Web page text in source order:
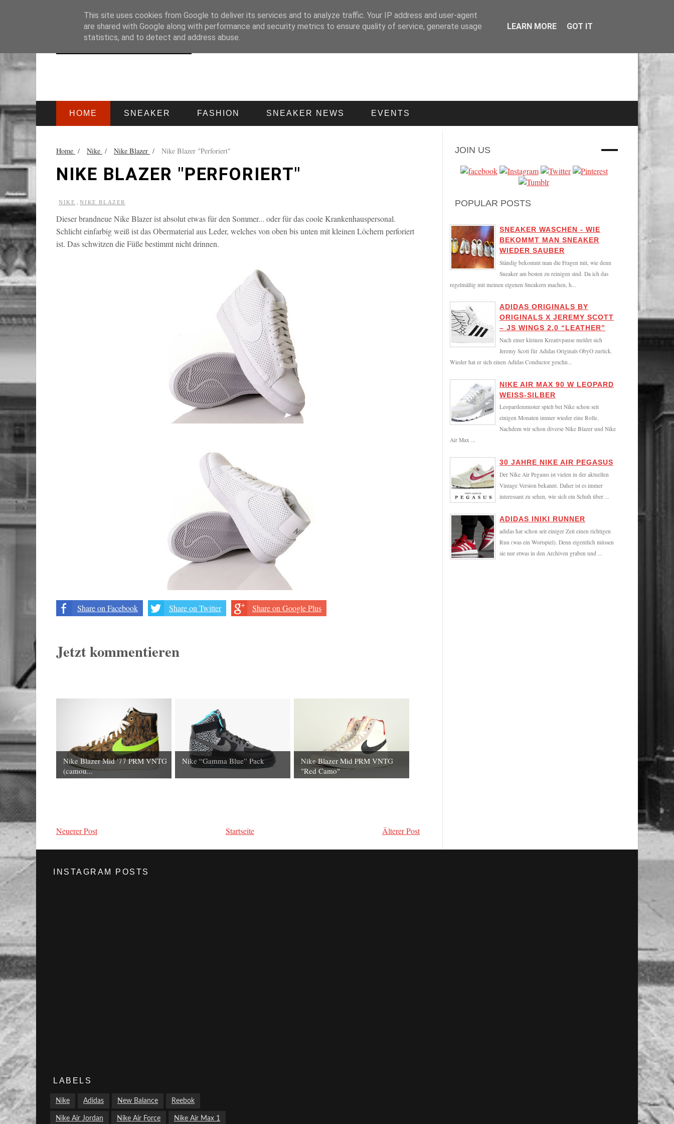
IMPRESSUM
HOME SNEAKER FASHION SNEAKER NEWS EVENTS
Home / Nike / Nike Blazer / Nike Blazer "Perforiert"
NIKE BLAZER "PERFORIERT"
NIKE ,NIKE BLAZER
Dieser brandneue Nike Blazer ist absolut etwas für den Sommer... oder für das coole Krankenhauspersonal.
Schlicht einfarbig weiß ist das Obermaterial aus Leder, welches von oben bis unten mit kleinen Löchern perforiert
ist. Das schwitzen die Füße bestimmt nicht drinnen.
Share on Facebook Share on Twitter Share on Google Plus
Jetzt kommentieren
Nike Blazer Mid '77 PRM VNTG
(camou...
Nike “Gamma Blue” Pack
Nike Blazer Mid PRM VNTG
"Red Camo"
Neuerer Post Älterer Post
Startseite
JOIN US
POPULAR POSTS
SNEAKER WASCHEN - WIE
BEKOMMT MAN SNEAKER
WIEDER SAUBER
Ständig bekommt man die Fragen mit, wie denn
Sneaker am besten zu reinigen sind. Da ich das
regelmäßig mit meinen eigenen Sneakern machen, h...
ADIDAS ORIGINALS BY
ORIGINALS X JEREMY SCOTT
– JS WINGS 2.0 “LEATHER”
Nach einer kleinen Kreativpause meldet sich
Jeremy Scott für Adidas Originals ObyO zurück.
Wieder hat er sich einen Adidas Conductor geschn...
NIKE AIR MAX 90 W LEOPARD
WEISS-SILBER
Leopardenmuster spielt bei Nike schon seit
einigen Monaten immer wieder eine Rolle.
Nachdem wir schon diverse Nike Blazer und Nike
Air Max ...
30 JAHRE NIKE AIR PEGASUS
Der Nike Air Pegasus ist vielen in der aktuellen
Vintage Version bekannt. Daher ist es immer
interessant zu sehen, wie sich ein Schuh über ...
ADIDAS INIKI RUNNER
adidas hat schon seit einiger Zeit einen richtigen
Run (was ein Wortspiel). Denn eigentlich müssen
sie nur etwas in den Archiven graben und ...
INSTAGRAM POSTS
LABELS
Nike Adidas New Balance Reebok
Nike Air Jordan Nike Air Force Nike Air Max 1
This site uses cookies from Google to deliver its services and to analyze traffic. Your IP address and user-agent
are shared with Google along with performance and security metrics to ensure quality of service, generate usage
statistics, and to detect and address abuse.
LEARN MORE GOT IT